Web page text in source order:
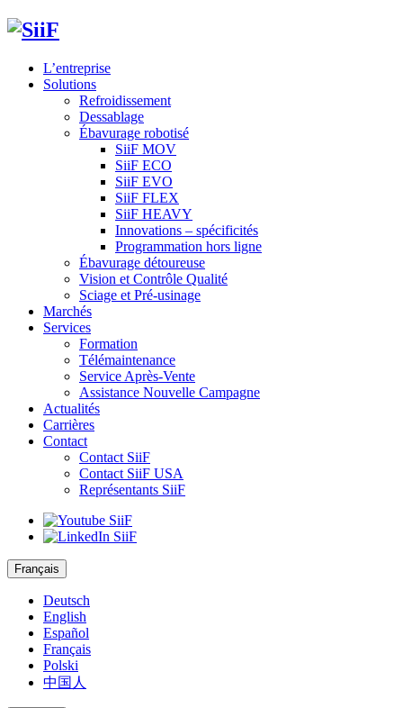
L’entreprise
Solutions
Refroidissement
Dessablage
Ébavurage robotisé
SiiF MOV
SiiF ECO
SiiF EVO
SiiF FLEX
SiiF HEAVY
Innovations – spécificités
Programmation hors ligne
Ébavurage détoureuse
Vision et Contrôle Qualité
Sciage et Pré-usinage
Marchés
Services
Formation
Télémaintenance
Service Après-Vente
Assistance Nouvelle Campagne
Actualités
Carrières
Contact
Contact SiiF
Contact SiiF USA
Représentants SiiF
Français
Deutsch
English
Español
Français
Polski
中国人